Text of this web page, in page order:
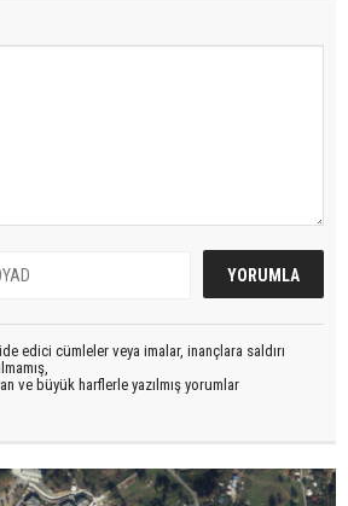
edici cümleler veya imalar, inançlara saldırı
ve büyük harflerle yazılmış yorumlar